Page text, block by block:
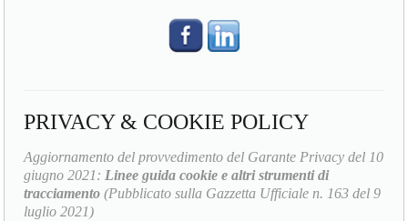
PRIVACY & COOKIE POLICY
Aggiornamento del provvedimento del Garante Privacy del 10
giugno 2021: Linee guida cookie e altri strumenti di
tracciamento (Pubblicato sulla Gazzetta Ufficiale n. 163 del 9
luglio 2021)